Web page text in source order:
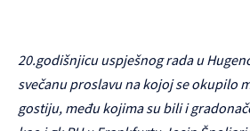
20.godišnjicu uspješnog rada u
svečanu proslavu na kojoj se okupilo
gostiju, među kojima su bili i